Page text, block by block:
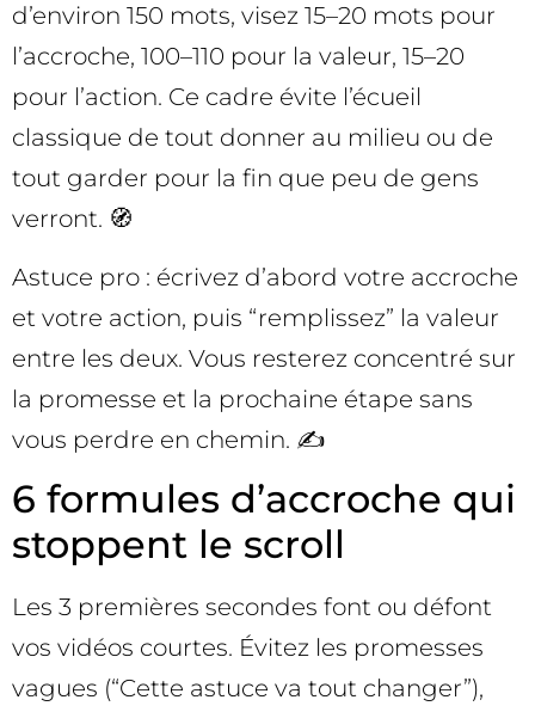
d’environ 150 mots, visez 15–20 mots pour
l’accroche, 100–110 pour la valeur, 15–20
pour l’action. Ce cadre évite l’écueil
classique de tout donner au milieu ou de
tout garder pour la fin que peu de gens
verront. 🧭
Astuce pro : écrivez d’abord votre accroche
et votre action, puis “remplissez” la valeur
entre les deux. Vous resterez concentré sur
la promesse et la prochaine étape sans
vous perdre en chemin. ✍️
6 formules d’accroche qui
stoppent le scroll
Les 3 premières secondes font ou défont
vos vidéos courtes. Évitez les promesses
vagues (“Cette astuce va tout changer”),